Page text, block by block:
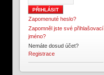
Zapomenuté heslo?
Zapomněl jste své přihlašovací
jméno?
Nemáte dosud účet?
Registrace